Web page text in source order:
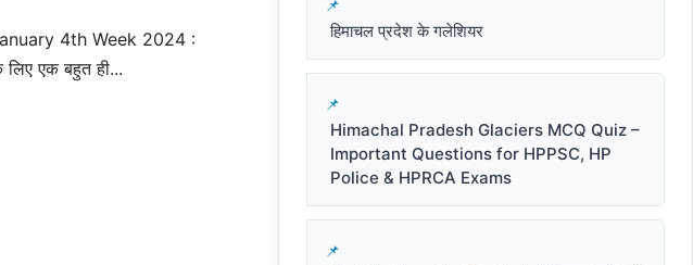
4th Week 2024 :
लिए एक बहुत ही...
हिमाचल प्रदेश के गलेशियर
Himachal Pradesh Glaciers MCQ Quiz –
Important Questions for HPPSC, HP
Police & HPRCA Exams